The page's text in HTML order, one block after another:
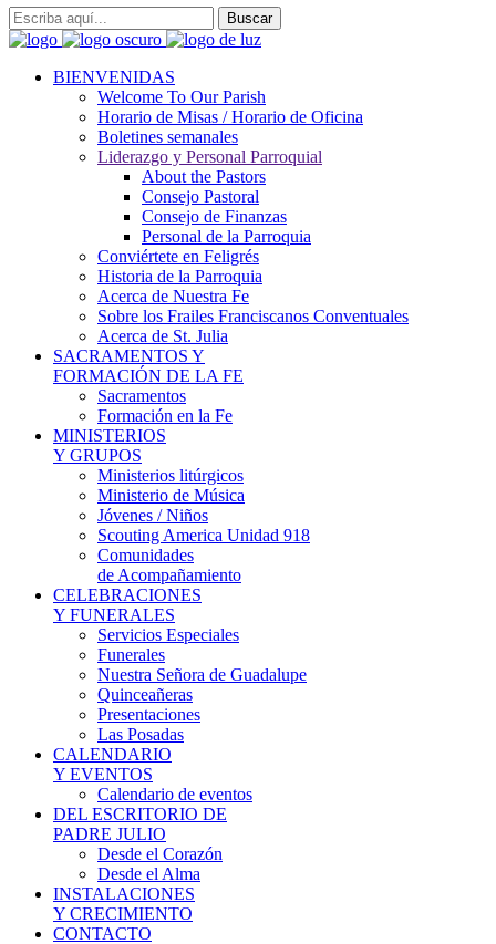
BIENVENIDAS
Welcome To Our Parish
Horario de Misas / Horario de Oficina
Boletines semanales
Liderazgo y Personal Parroquial
About the Pastors
Consejo Pastoral
Consejo de Finanzas
Personal de la Parroquia
Conviértete en Feligrés
Historia de la Parroquia
Acerca de Nuestra Fe
Sobre los Frailes Franciscanos Conventuales
Acerca de St. Julia
SACRAMENTOS Y
FORMACIÓN DE LA FE
Sacramentos
Formación en la Fe
MINISTERIOS
Y GRUPOS
Ministerios litúrgicos
Ministerio de Música
Jóvenes / Niños
Scouting America Unidad 918
Comunidades
de Acompañamiento
CELEBRACIONES
Y FUNERALES
Servicios Especiales
Funerales
Nuestra Señora de Guadalupe
Quinceañeras
Presentaciones
Las Posadas
CALENDARIO
Y EVENTOS
Calendario de eventos
DEL ESCRITORIO DE
PADRE JULIO
Desde el Corazón
Desde el Alma
INSTALACIONES
Y CRECIMIENTO
CONTACTO